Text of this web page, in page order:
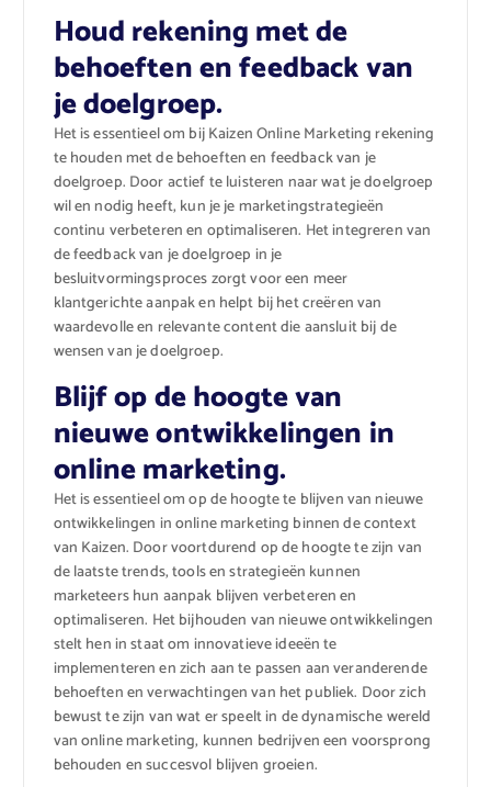
Houd rekening met de
behoeften en feedback van
je doelgroep.
Het is essentieel om bij Kaizen Online Marketing rekening
te houden met de behoeften en feedback van je
doelgroep. Door actief te luisteren naar wat je doelgroep
wil en nodig heeft, kun je je marketingstrategieën
continu verbeteren en optimaliseren. Het integreren van
de feedback van je doelgroep in je
besluitvormingsproces zorgt voor een meer
klantgerichte aanpak en helpt bij het creëren van
waardevolle en relevante content die aansluit bij de
wensen van je doelgroep.
Blijf op de hoogte van
nieuwe ontwikkelingen in
online marketing.
Het is essentieel om op de hoogte te blijven van nieuwe
ontwikkelingen in online marketing binnen de context
van Kaizen. Door voortdurend op de hoogte te zijn van
de laatste trends, tools en strategieën kunnen
marketeers hun aanpak blijven verbeteren en
optimaliseren. Het bijhouden van nieuwe ontwikkelingen
stelt hen in staat om innovatieve ideeën te
implementeren en zich aan te passen aan veranderende
behoeften en verwachtingen van het publiek. Door zich
bewust te zijn van wat er speelt in de dynamische wereld
van online marketing, kunnen bedrijven een voorsprong
behouden en succesvol blijven groeien.